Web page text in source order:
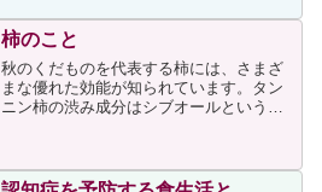
科（兵庫県西宮市）の鷲尾有司院長はか
ゆみの原因となる因子につ...
柿のこと
秋のくだものを代表する柿には、さまざ
まな優れた効能が知られています。タン
ニン柿の渋み成分はシブオールというタ
分布していますが、特に柿のタンニン
は、優れた解毒作用を持つこ...